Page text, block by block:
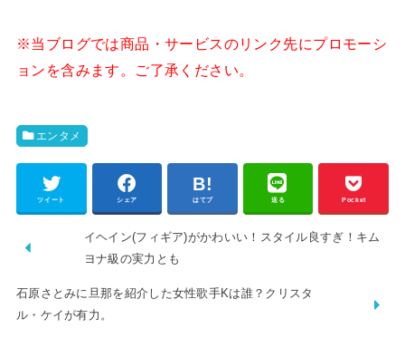
※当ブログでは商品・サービスのリンク先にプロモーシ
ョンを含みます。ご了承ください。
エンタメ
ツイート シェア はてブ 送る Pocket
イヘイン(フィギア)がかわいい！スタイル良すぎ！キム
ヨナ級の実力とも
石原さとみに旦那を紹介した女性歌手Kは誰？クリスタ
ル・ケイが有力。